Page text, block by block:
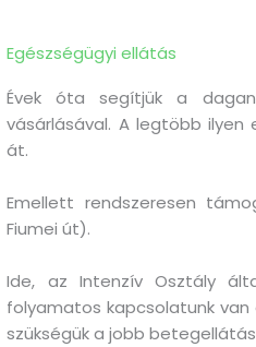
Egészségügyi ellátás
Évek óta segítjük a
vásárlásával. A legtöbb ilyen
át.
Emellett rendszeresen
Fiumei út).
Ide, az Intenzív Osztály
folyamatos kapcsolatunk van
szükségük a jobb